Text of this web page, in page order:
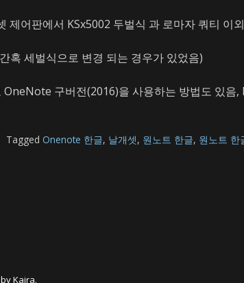
제어판에서 KSx5002 두벌식 과 로마자 쿼티 이
혹 세벌식으로 변경 되는 경우가 있었음)
OneNote 구버전(2016)을 사용하는 방법도 있
Tagged Onenote 한글, 날개셋, 원노트 한글, 원노트 한
Kaira.